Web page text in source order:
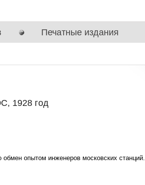
Печатные издания
1928 год
опытом инженеров московских станций.